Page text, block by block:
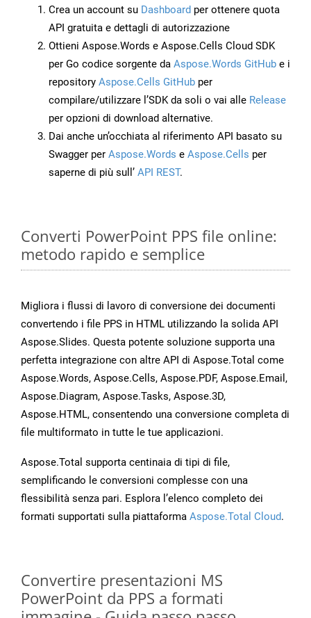
Crea un account su Dashboard per ottenere quota
API gratuita e dettagli di autorizzazione
Ottieni Aspose.Words e Aspose.Cells Cloud SDK
per Go codice sorgente da Aspose.Words GitHub e i
repository Aspose.Cells GitHub per
compilare/utilizzare l’SDK da soli o vai alle Release
per opzioni di download alternative.
Dai anche un’occhiata al riferimento API basato su
Swagger per Aspose.Words e Aspose.Cells per
saperne di più sull’ API REST.
Converti PowerPoint PPS file online:
metodo rapido e semplice
Migliora i flussi di lavoro di conversione dei documenti
convertendo i file PPS in HTML utilizzando la solida API
Aspose.Slides. Questa potente soluzione supporta una
perfetta integrazione con altre API di Aspose.Total come
Aspose.Words, Aspose.Cells, Aspose.PDF, Aspose.Email,
Aspose.Diagram, Aspose.Tasks, Aspose.3D,
Aspose.HTML, consentendo una conversione completa di
file multiformato in tutte le tue applicazioni.
Aspose.Total supporta centinaia di tipi di file,
semplificando le conversioni complesse con una
flessibilità senza pari. Esplora l’elenco completo dei
formati supportati sulla piattaforma Aspose.Total Cloud.
Convertire presentazioni MS
PowerPoint da PPS a formati